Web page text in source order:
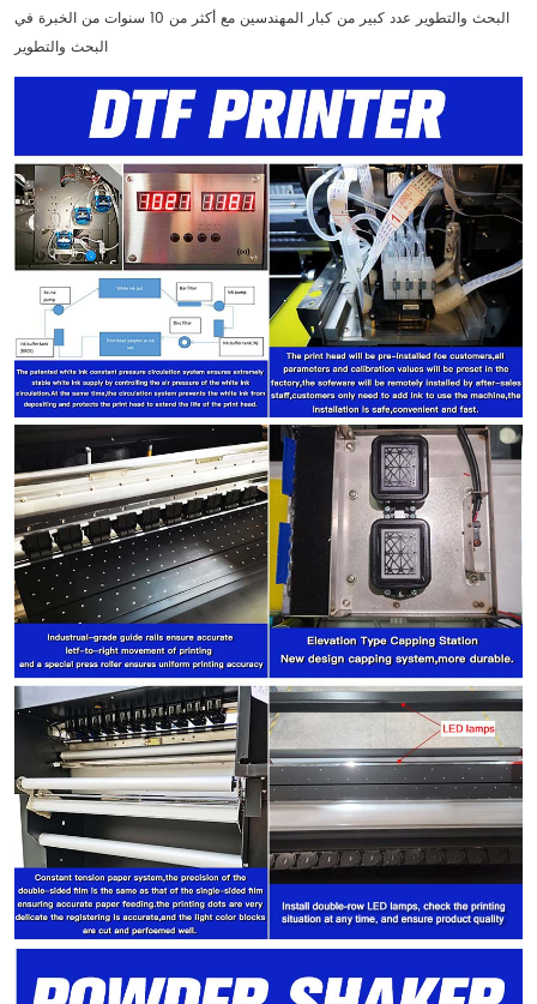
البحث والتطوير عدد كبير من كبار المهندسين مع أكثر من 10 سنوات من الخبرة في
البحث والتطوير